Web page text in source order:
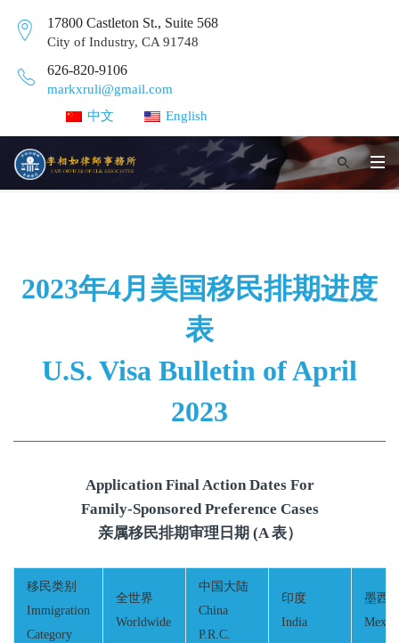
17800 Castleton St., Suite 568
City of Industry, CA 91748
626-820-9106
markxruli@gmail.com
中文
English
2023年4月美国移民排期进度
表
U.S. Visa Bulletin of April
2023
Application Final Action Dates For
Family-Sponsored Preference Cases
亲属移民排期审理日期 (A 表）
移民类别
Immigration
Category
全世界
Worldwide
中国大陆
China
P.R.C.
印度
India
墨西